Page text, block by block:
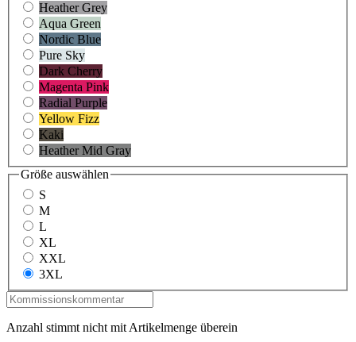
Heather Grey
Aqua Green
Nordic Blue
Pure Sky
Dark Cherry
Magenta Pink
Radial Purple
Yellow Fizz
Kaki
Heather Mid Gray
Größe auswählen
S
M
L
XL
XXL
3XL
Anzahl stimmt nicht mit Artikelmenge überein